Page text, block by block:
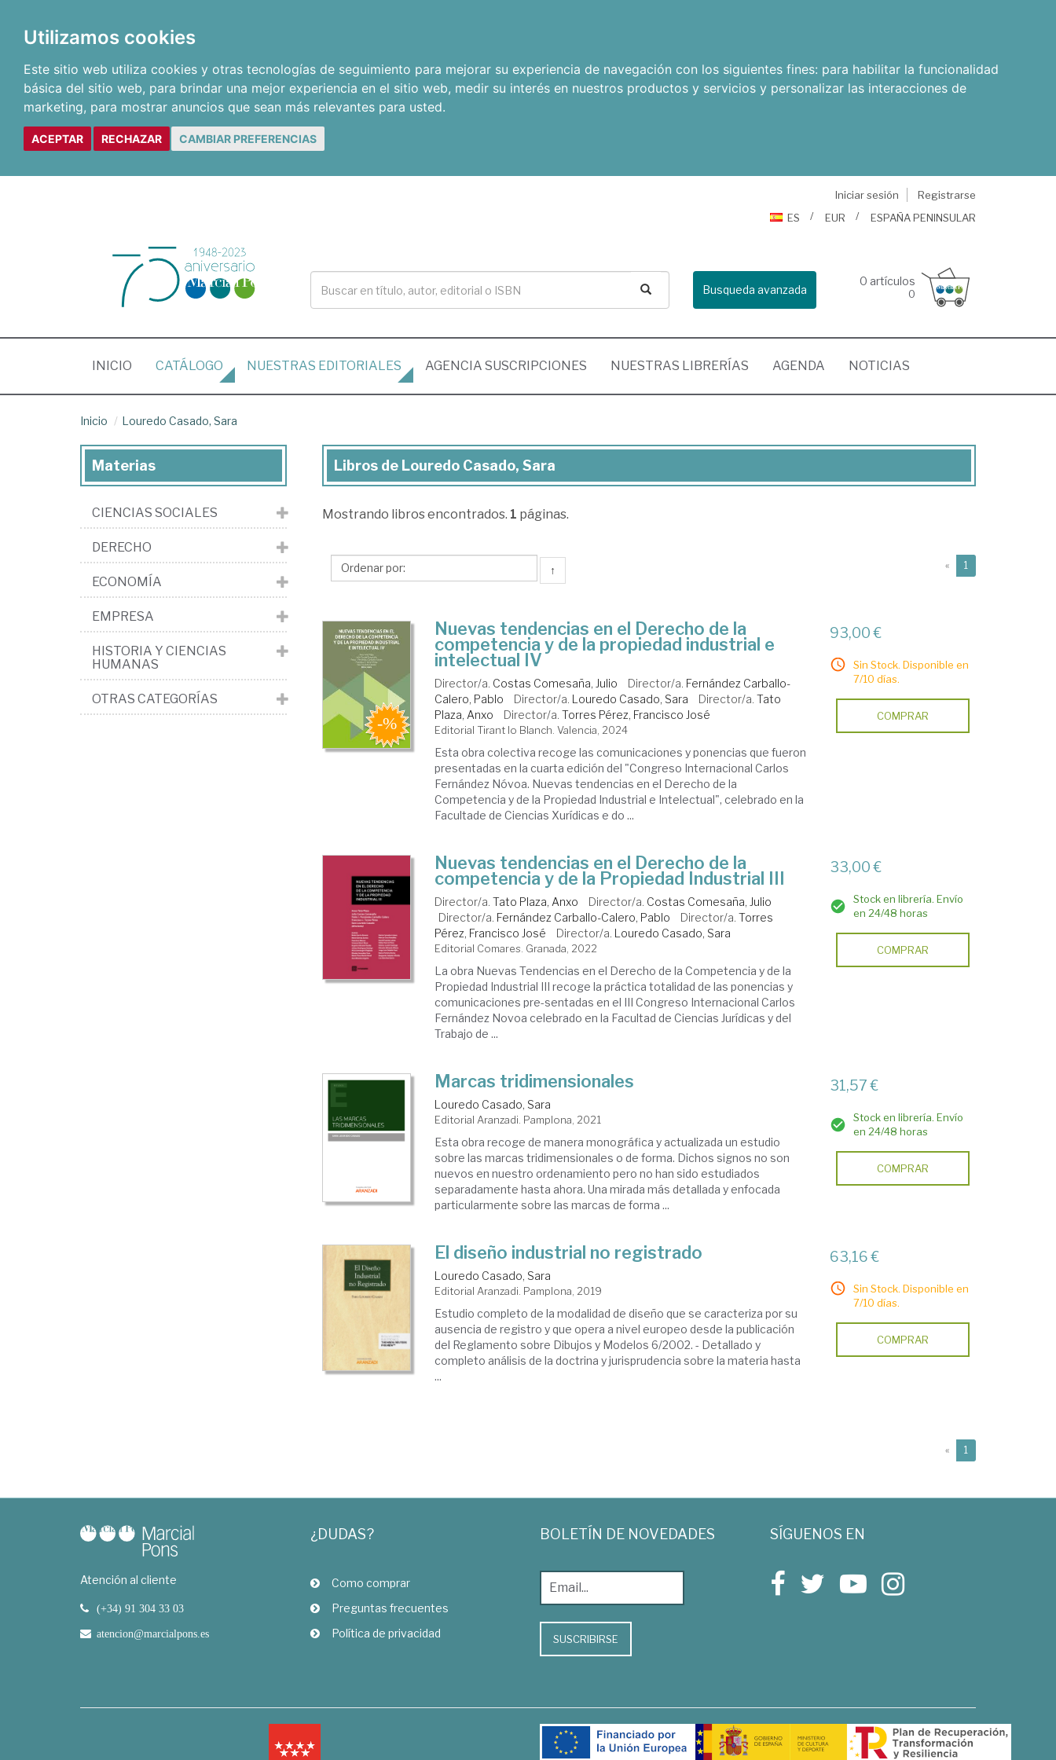
Utilizamos cookies
Este sitio web utiliza cookies y otras tecnologías de seguimiento para mejorar su experiencia de navegación con los siguientes fines: para habilitar la funcionalidad
básica del sitio web, para brindar una mejor experiencia en el sitio web, medir su interés en nuestros productos y servicios y personalizar las interacciones de
marketing, para mostrar anuncios que sean más relevantes para usted.
ACEPTAR RECHAZAR CAMBIAR PREFERENCIAS
Iniciar sesión
Registrarse
ES
EUR ESPAÑA PENINSULAR
Busqueda avanzada
0 artículos
0
INICIO (CURRENT)
CATÁLOGO NUESTRAS EDITORIALES AGENCIA SUSCRIPCIONES NUESTRAS LIBRERÍAS AGENDA NOTICIAS
Inicio Louredo Casado, Sara
Libros
Louredo
Sara
Libros de Louredo Casado, Sara
Mostrando libros encontrados. 1 páginas.
↑ « 1
Nuevas tendencias en el Derecho de la
competencia y de la propiedad industrial e
intelectual IV
Director/a. Costas Comesaña, Julio Director/a. Fernández Carballo-
Calero, Pablo
Director/a. Louredo Casado, Sara Director/a.Tato
Plaza, Anxo
Director/a.Torres Pérez, Francisco José
Editorial Tirant lo Blanch. Valencia, 2024
Esta obra colectiva recoge las comunicaciones y ponencias que fueron
presentadas en la cuarta edición del "Congreso Internacional Carlos
Fernández Nóvoa. Nuevas tendencias en el Derecho de la
Competencia y de la Propiedad Industrial e Intelectual", celebrado en la
Facultade de Ciencias Xurídicas e do ...
93,00 €
Sin Stock. Disponible en
7/10 días.
COMPRAR
Nuevas tendencias en el Derecho de la
competencia y de la Propiedad Industrial III
Director/a.Tato Plaza, Anxo Director/a. Costas Comesaña, Julio
Director/a. Fernández Carballo-Calero, Pablo Director/a.Torres
Pérez, Francisco José
Director/a. Louredo Casado, Sara
Editorial Comares. Granada, 2022
La obra Nuevas Tendencias en el Derecho de la Competencia y de la
Propiedad Industrial III recoge la práctica totalidad de las ponencias y
comunicaciones pre-sentadas en el III Congreso Internacional Carlos
Fernández Novoa celebrado en la Facultad de Ciencias Jurídicas y del
Trabajo de ...
33,00 €
Stock en librería. Envío
en 24/48 horas
COMPRAR
Marcas tridimensionales
Louredo Casado, Sara
Editorial Aranzadi. Pamplona, 2021
Esta obra recoge de manera monográfica y actualizada un estudio
sobre las marcas tridimensionales o de forma. Dichos signos no son
nuevos en nuestro ordenamiento pero no han sido estudiados
separadamente hasta ahora. Una mirada más detallada y enfocada
particularmente sobre las marcas de forma ...
31,57 €
Stock en librería. Envío
en 24/48 horas
COMPRAR
El diseño industrial no registrado
Louredo Casado, Sara
Editorial Aranzadi. Pamplona, 2019
Estudio completo de la modalidad de diseño que se caracteriza por su
ausencia de registro y que opera a nivel europeo desde la publicación
del Reglamento sobre Dibujos y Modelos 6/2002. - Detallado y
completo análisis de la doctrina y jurisprudencia sobre la materia hasta
...
63,16 €
Sin Stock. Disponible en
7/10 días.
COMPRAR
« 1
Materias
CIENCIAS SOCIALES
DERECHO
ECONOMÍA
EMPRESA
HISTORIA Y CIENCIAS
HUMANAS
OTRAS CATEGORÍAS
Atención al cliente
(+34) 91 304 33 03
atencion@marcialpons.es
¿DUDAS?
Como comprar
Preguntas frecuentes
Política de privacidad
BOLETÍN DE NOVEDADES
SUSCRIBIRSE
SÍGUENOS EN